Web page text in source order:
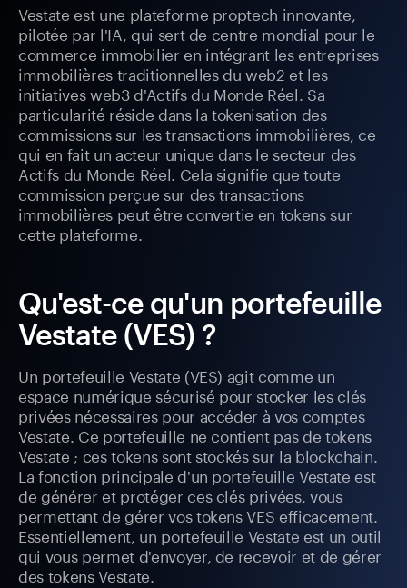
Vestate est une plateforme proptech innovante,
pilotée par l'IA, qui sert de centre mondial pour le
commerce immobilier en intégrant les entreprises
immobilières traditionnelles du web2 et les
initiatives web3 d'Actifs du Monde Réel. Sa
particularité réside dans la tokenisation des
commissions sur les transactions immobilières, ce
qui en fait un acteur unique dans le secteur des
Actifs du Monde Réel. Cela signifie que toute
commission perçue sur des transactions
immobilières peut être convertie en tokens sur
cette plateforme.
Qu'est-ce qu'un portefeuille
Vestate (VES) ?
Un portefeuille Vestate (VES) agit comme un
espace numérique sécurisé pour stocker les clés
privées nécessaires pour accéder à vos comptes
Vestate. Ce portefeuille ne contient pas de tokens
Vestate ; ces tokens sont stockés sur la blockchain.
La fonction principale d'un portefeuille Vestate est
de générer et protéger ces clés privées, vous
permettant de gérer vos tokens VES efficacement.
Essentiellement, un portefeuille Vestate est un outil
qui vous permet d'envoyer, de recevoir et de gérer
des tokens Vestate.